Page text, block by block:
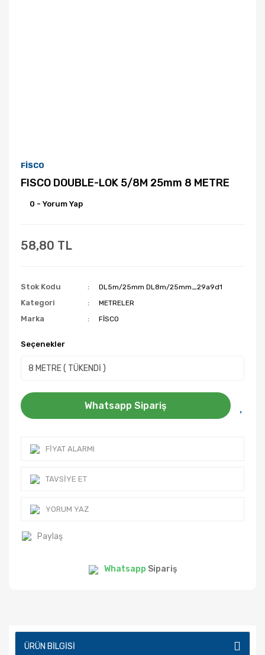
FİSCO
FISCO DOUBLE-LOK 5/8M 25mm 8 METRE
0 - Yorum Yap
58,80 TL
Stok Kodu DL5m/25mm DL8m/25mm_29a9d1
Kategori METRELER
Marka FİSCO
Seçenekler
Whatsapp Sipariş
FIYAT ALARMI
TAVSIYE ET
YORUM YAZ
Paylaş
Whatsapp Sipariş
ÜRÜN BILGISI